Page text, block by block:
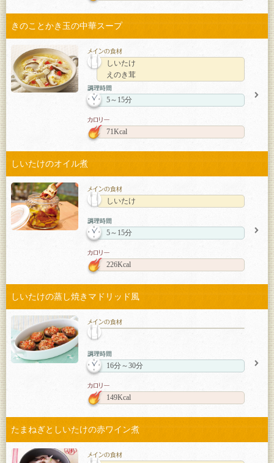
きのことかき玉の中華スープ
しいたけ
えのき茸
5～15分
71Kcal
しいたけのオイル煮
しいたけ
5～15分
226Kcal
しいたけの蒸し焼きマドリッド風
16分～30分
149Kcal
たまねぎとしいたけの赤ワイン煮